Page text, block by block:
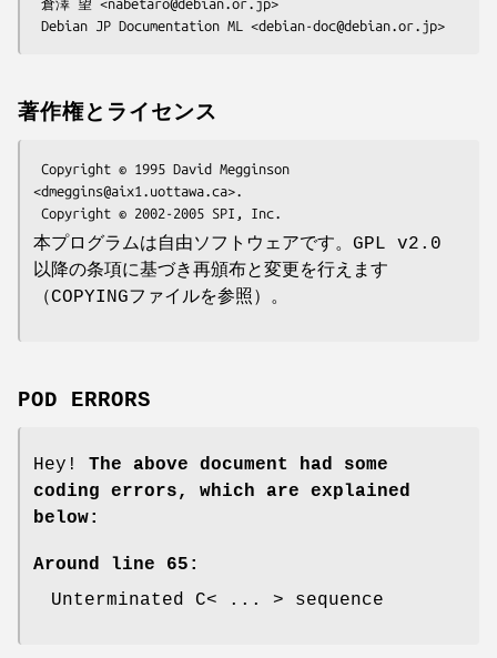
著作権とライセンス
<dmeggins@aix1.uottawa.ca>.
本プログラムは自由ソフトウェアです。GPL v2.0
以降の条項に基づき再頒布と変更を行えます
（COPYINGファイルを参照）。
POD ERRORS
Hey! The above document had some
coding errors, which are explained
below:
Around line 65:
Unterminated C< ... > sequence